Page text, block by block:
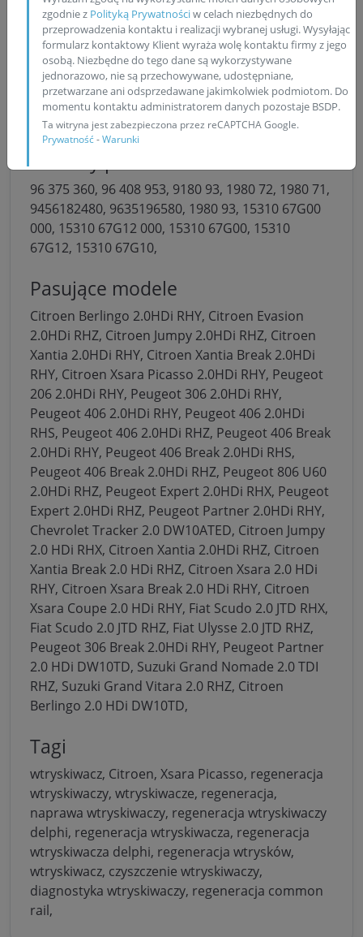
Numery silnika
RHY,
Numery części
0445110008,
96 375 360, 96 408 953, 9180 93, 1980 72, 1980 71,
9456182480, 9635196580, 1980 93, 15310 67G00
000, 15310 67G12 000, 15310 67G00, 15310
67G12, 15310 67G10,
Pasujące modele
Citroen Berlingo 2.0HDi RHY, Citroen Evasion
2.0HDi RHZ, Citroen Jumpy 2.0HDi RHZ, Citroen
Xantia 2.0HDi RHY, Citroen Xantia Break 2.0HDi
RHY, Citroen Xsara Picasso 2.0HDi RHY, Peugeot
206 2.0HDi RHY, Peugeot 306 2.0HDi RHY,
Peugeot 406 2.0HDi RHY, Peugeot 406 2.0HDi
RHS, Peugeot 406 2.0HDi RHZ, Peugeot 406 Break
2.0HDi RHY, Peugeot 406 Break 2.0HDi RHS,
Peugeot 406 Break 2.0HDi RHZ, Peugeot 806 U60
2.0HDi RHZ, Peugeot Expert 2.0HDi RHX, Peugeot
Expert 2.0HDi RHZ, Peugeot Partner 2.0HDi RHY,
Chevrolet Tracker 2.0 DW10ATED, Citroen Jumpy
2.0 HDi RHX, Citroen Xantia 2.0HDi RHZ, Citroen
Xantia Break 2.0 HDi RHZ, Citroen Xsara 2.0 HDi
RHY, Citroen Xsara Break 2.0 HDi RHY, Citroen
Xsara Coupe 2.0 HDi RHY, Fiat Scudo 2.0 JTD RHX,
Fiat Scudo 2.0 JTD RHZ, Fiat Ulysse 2.0 JTD RHZ,
Peugeot 306 Break 2.0HDi RHY, Peugeot Partner
2.0 HDi DW10TD, Suzuki Grand Nomade 2.0 TDI
RHZ, Suzuki Grand Vitara 2.0 RHZ, Citroen
Berlingo 2.0 HDi DW10TD,
Tagi
wtryskiwacz, Citroen, Xsara Picasso, regeneracja
wtryskiwaczy, wtryskiwacze, regeneracja,
naprawa wtryskiwaczy, regeneracja wtryskiwaczy
delphi, regeneracja wtryskiwacza, regeneracja
wtryskiwacza delphi, regeneracja wtrysków,
wtryskiwacz, czyszczenie wtryskiwaczy,
diagnostyka wtryskiwaczy, regeneracja common
rail,
zgodnie z Polityką Prywatnościw celach niezbędnych do
przeprowadzenia kontaktu i realizacji wybranej usługi. Wysyłając
formularz kontaktowy Klient wyraża wolę kontaktu firmy z jego
osobą. Niezbędne do tego dane są wykorzystywane
jednorazowo, nie są przechowywane, udostępniane,
przetwarzane ani odsprzedawane jakimkolwiek podmiotom. Do
momentu kontaktu administratorem danych pozostaje BSDP.
Ta witryna jest zabezpieczona przez reCAPTCHA Google.
Prywatność-Warunki